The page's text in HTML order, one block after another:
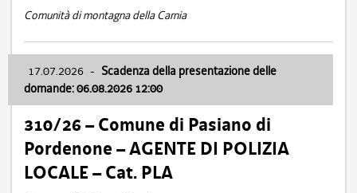
Comunità di montagna della Carnia
17.07.2026 - Scadenza della presentazione delle
domande: 06.08.2026 12:00
310/26 – Comune di Pasiano di
Pordenone – AGENTE DI POLIZIA
LOCALE – Cat. PLA